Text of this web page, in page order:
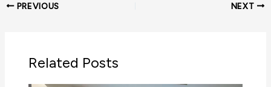
PREVIOUS NEXT
Related Posts